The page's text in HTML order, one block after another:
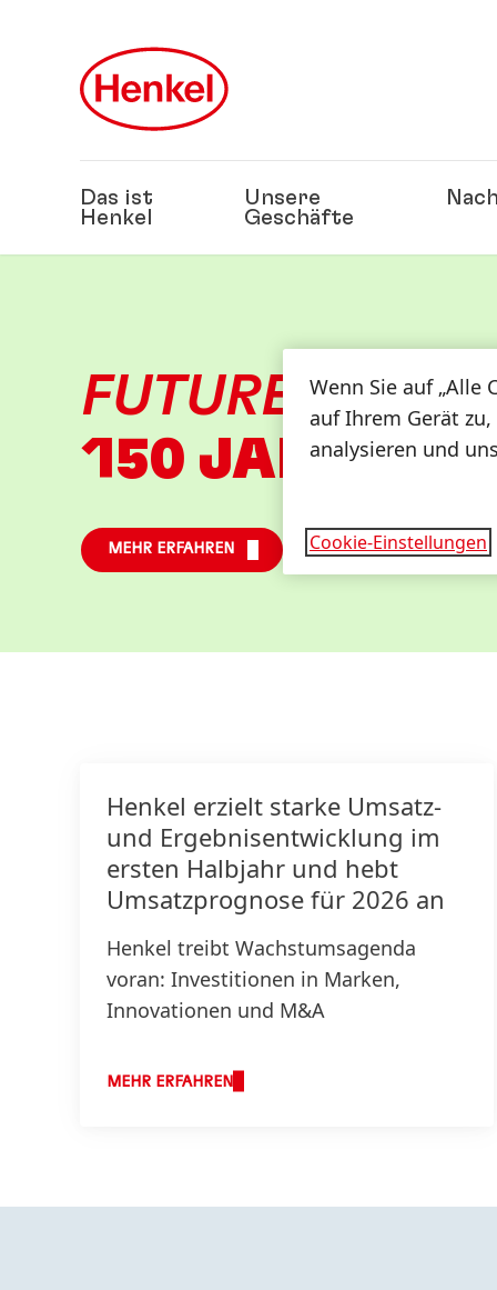
Das ist
Henkel
Unsere
Geschäfte
FUTURE?
150 JAHRE
MEHR ERFAHREN
Henkel erzielt starke Umsatz-
und Ergebnisentwicklung im
ersten Halbjahr und hebt
Umsatzprognose für 2026 an
Henkel treibt Wachstumsagenda
voran: Investitionen in Marken,
Innovationen und M&A
MEHR ERFAHREN
Wenn Sie auf „Alle
auf Ihrem Gerät
analysieren und
Cookie-Einstellungen